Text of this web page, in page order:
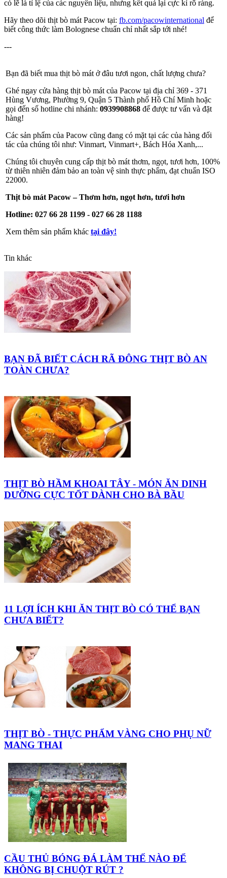
có lẽ là tỉ lệ của các nguyên liệu, nhưng kết quả lại cực kì rõ ràng.
Hãy theo dõi thịt bò mát Pacow tại: fb.com/pacowinternational để
biết công thức làm Bolognese chuẩn chỉ nhất sắp tới nhé!
---
Bạn đã biết mua thịt bò mát ở đâu tươi ngon, chất lượng chưa?
Ghé ngay cửa hàng thịt bò mát của Pacow tại địa chỉ 369 - 371
Hùng Vương, Phường 9, Quận 5 Thành phố Hồ Chí Minh hoặc
gọi đến số hotline chi nhánh: 0939908868 để được tư vấn và đặt
hàng!
Các sản phẩm của Pacow cũng đang có mặt tại các của hàng đối
tác của chúng tôi như: Vinmart, Vinmart+, Bách Hóa Xanh,...
Chúng tôi chuyên cung cấp thịt bò mát thơm, ngọt, tươi hơn, 100%
từ thiên nhiên đảm bảo an toàn vệ sinh thực phẩm, đạt chuẩn ISO
22000.
Thịt bò mát Pacow – Thơm hơn, ngọt hơn, tươi hơn
Hotline: 027 66 28 1199 - 027 66 28 1188
Xem thêm sản phẩm khác tại đây!
Tin khác
BẠN ĐÃ BIẾT CÁCH RÃ ĐÔNG THỊT BÒ AN
TOÀN CHƯA?
THỊT BÒ HẦM KHOAI TÂY - MÓN ĂN DINH
DƯỠNG CỰC TỐT DÀNH CHO BÀ BẦU
11 LỢI ÍCH KHI ĂN THỊT BÒ CÓ THỂ BẠN
CHƯA BIẾT?
THỊT BÒ - THỰC PHẨM VÀNG CHO PHỤ NỮ
MANG THAI
CẦU THỦ BÓNG ĐÁ LÀM THẾ NÀO ĐỂ
KHÔNG BỊ CHUỘT RÚT ?